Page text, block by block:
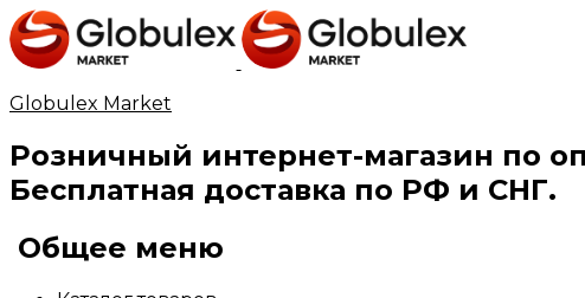
Globulex Market
Розничный интернет-магазин по
Бесплатная доставка по РФ и СНГ.
Общее меню